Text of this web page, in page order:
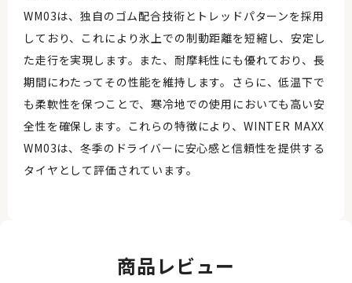
WM03は、独自のゴム配合技術とトレッドパターンを採用
しており、これにより氷上での制動距離を短縮し、安定し
た走行を実現します。また、耐摩耗性にも優れており、長
期間にわたってその性能を維持します。さらに、低温下で
も柔軟性を保つことで、寒冷地での使用においても高い安
全性を確保します。これらの特徴により、WINTER MAXX
WM03は、冬季のドライバーに安心感と信頼性を提供する
タイヤとして評価されています。
商品レビュー